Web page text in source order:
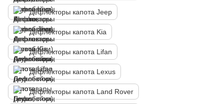
Дефлекторы капота Jeep
Дефлекторы капота Kia
Дефлекторы капота Lifan
Дефлекторы капота Lexus
Дефлекторы капота Land Rover